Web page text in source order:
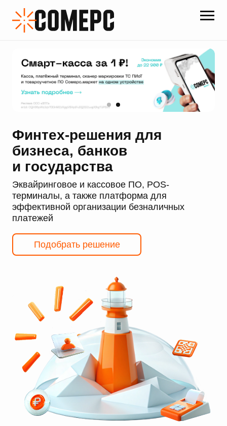
Финтех-решения для
бизнеса, банков
и государства
Эквайринговое и кассовое ПО, POS-
терминалы, а также платформа для
эффективной организации безналичных
платежей
Подобрать решение